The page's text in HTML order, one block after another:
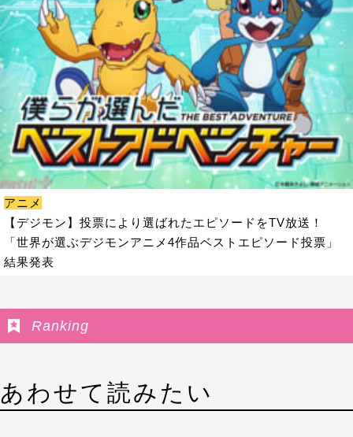
アニメ
【デジモン】投票により選ばれたエピソードをTV放送！
「世界が選ぶデジモンアニメ4作品ベストエピソード投票」
結果発表
Ranking
あわせて読みたい